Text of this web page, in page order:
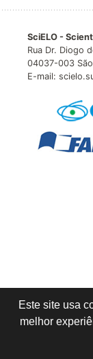
SciELO -
Rua Dr. Diogo
04037-003
E-mail:
Este site usa
melhor